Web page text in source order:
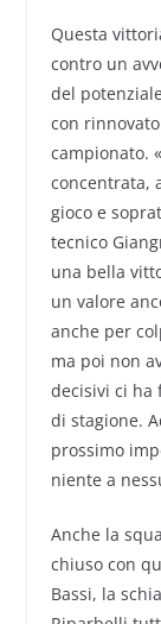
Questa
contro un
del
con
campionato.
concentrata,
gioco e
tecnico
una bella
un valore
anche per
ma poi non
decisivi ci
di stagione.
prossimo
niente a
Anche la
chiuso con
Bassi, la